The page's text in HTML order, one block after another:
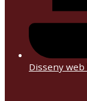
Disseny web